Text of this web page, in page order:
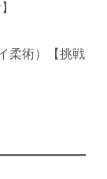
柔術）【挑戦